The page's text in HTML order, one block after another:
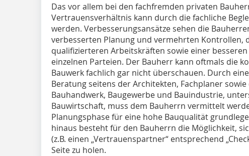
Das vor allem bei den fachfremden privaten
Vertrauensverhältnis kann durch die fachliche
werden. Verbesserungsansätze sehen die
verbesserten Planung und vermehrten Kontrollen,
qualifizierteren Arbeitskräften sowie einer
einzelnen Parteien. Der Bauherr kann oftmals die
Bauwerk fachlich gar nicht überschauen. Durch
Beratung seitens der Architekten, Fachplaner
Bauhandwerk, Baugewerbe und Bauindustrie,
Bauwirtschaft, muss dem Bauherrn vermittelt
Planungsphase für eine hohe Bauqualität
hinaus besteht für den Bauherrn die Möglichkeit,
(z.B. einen „Vertrauenspartner“ entsprechend
Seite zu holen.